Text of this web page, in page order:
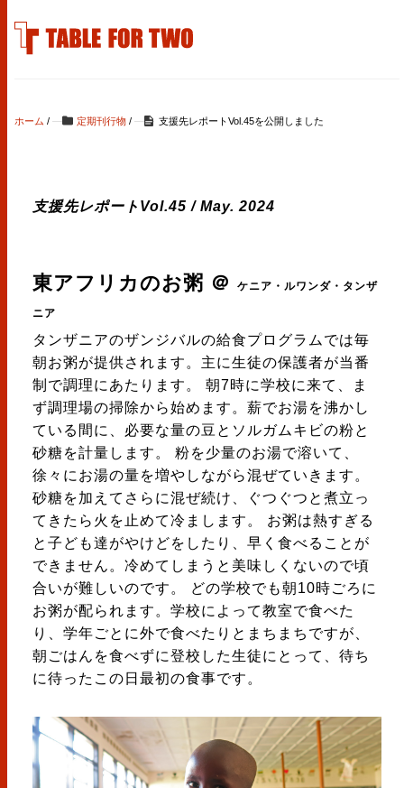
ホーム / 定期刊行物 / 支援先レポートVol.45を公開しました
支援先レポートVol.45 / May. 2024
東アフリカのお粥 ＠ ケニア・ルワンダ・タンザ
ニア
タンザニアのザンジバルの給食プログラムでは毎
朝お粥が提供されます。主に生徒の保護者が当番
制で調理にあたります。 朝7時に学校に来て、ま
ず調理場の掃除から始めます。薪でお湯を沸かし
ている間に、必要な量の豆とソルガムキビの粉と
砂糖を計量します。 粉を少量のお湯で溶いて、
徐々にお湯の量を増やしながら混ぜていきます。
砂糖を加えてさらに混ぜ続け、ぐつぐつと煮立っ
てきたら火を止めて冷まします。 お粥は熱すぎる
と子ども達がやけどをしたり、早く食べることが
できません。冷めてしまうと美味しくないので頃
合いが難しいのです。 どの学校でも朝10時ごろに
お粥が配られます。学校によって教室で食べた
り、学年ごとに外で食べたりとまちまちですが、
朝ごはんを食べずに登校した生徒にとって、待ち
に待ったこの日最初の食事です。